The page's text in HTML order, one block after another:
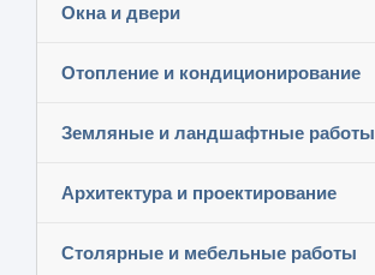
Окна и двери
Отопление и кондиционирование
Земляные и ландшафтные работы
Архитектура и проектирование
Столярные и мебельные работы